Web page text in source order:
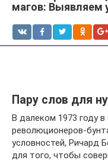
магов: Выявляем
Пару слов для
В далеком 1973 году
революционеров-
условностей, Ричард
для того, чтобы